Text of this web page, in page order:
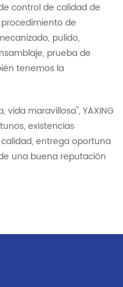
control de calidad de
de
pulido,
prueba de
tenemos la
maravillosa", YAXING
existencias
entrega oportuna
una buena reputación